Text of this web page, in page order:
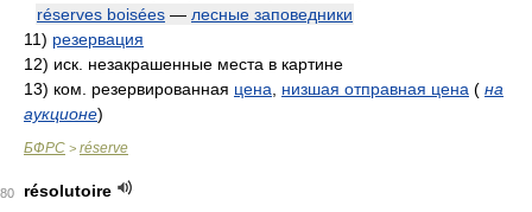
réserves boisées — лесные заповедники
11) резервация
12) иск. незакрашенные места в картине
13) ком. резервированная цена низшая отправная цена ( на
аукционе)
БФРС > réserve
80
résolutoire